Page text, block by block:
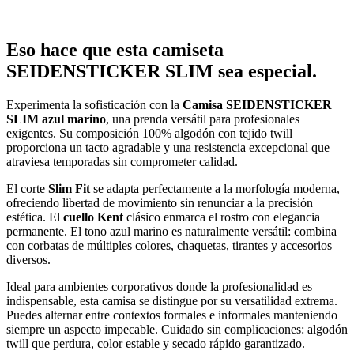
Eso hace que esta camiseta
SEIDENSTICKER SLIM sea especial.
Experimenta la sofisticación con la Camisa SEIDENSTICKER
SLIM azul marino, una prenda versátil para profesionales
exigentes. Su composición 100% algodón con tejido twill
proporciona un tacto agradable y una resistencia excepcional que
atraviesa temporadas sin comprometer calidad.
El corte Slim Fit se adapta perfectamente a la morfología moderna,
ofreciendo libertad de movimiento sin renunciar a la precisión
estética. El cuello Kent clásico enmarca el rostro con elegancia
permanente. El tono azul marino es naturalmente versátil: combina
con corbatas de múltiples colores, chaquetas, tirantes y accesorios
diversos.
Ideal para ambientes corporativos donde la profesionalidad es
indispensable, esta camisa se distingue por su versatilidad extrema.
Puedes alternar entre contextos formales e informales manteniendo
siempre un aspecto impecable. Cuidado sin complicaciones: algodón
twill que perdura, color estable y secado rápido garantizado.